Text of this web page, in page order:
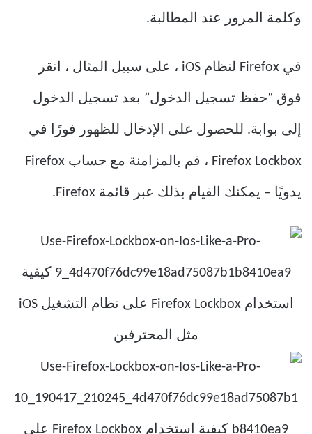
وكلمة المرور عند المطالبة.
في Firefox لنظام iOS ، على سبيل المثال ، انقر
فوق “حفظ تسجيل الدخول” بعد تسجيل الدخول
إلى بوابة. للحصول على الإدخال للظهور فورًا في
Firefox Lockbox ، قم بالمزامنة مع حساب Firefox
يدويًا – يمكنك القيام بذلك عبر قائمة Firefox.